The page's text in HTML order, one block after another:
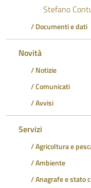
Stefano
/ Documenti e dati
Novità
/ Notizie
/ Comunicati
/ Avvisi
Servizi
/ Agricoltura e
/ Ambiente
/ Anagrafe e stato